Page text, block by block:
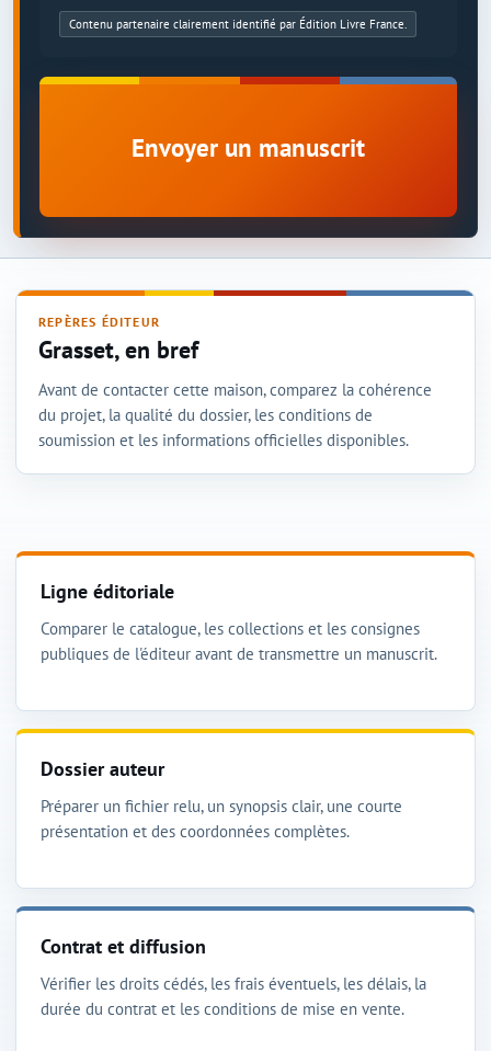
Contenu partenaire clairement identifié par Édition Livre France.
Envoyer un manuscrit
REPÈRES ÉDITEUR
Grasset, en bref
Avant de contacter cette maison, comparez la cohérence
du projet, la qualité du dossier, les conditions de
soumission et les informations officielles disponibles.
Ligne éditoriale
Comparer le catalogue, les collections et les consignes
publiques de l'éditeur avant de transmettre un manuscrit.
Dossier auteur
Préparer un fichier relu, un synopsis clair, une courte
présentation et des coordonnées complètes.
Contrat et diffusion
Vérifier les droits cédés, les frais éventuels, les délais, la
durée du contrat et les conditions de mise en vente.